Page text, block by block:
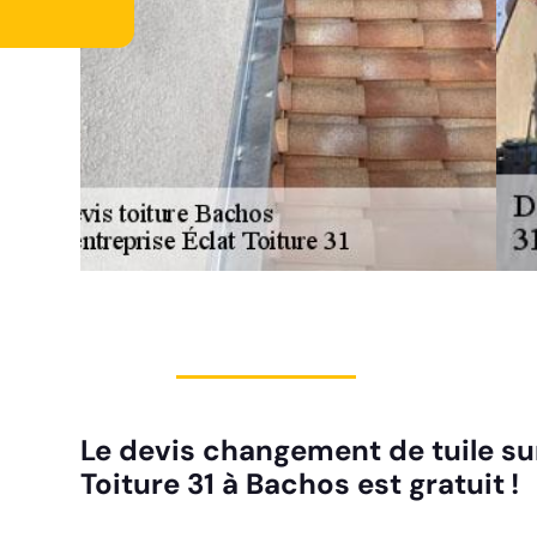
Le devis changement de tuile
Toiture 31 à Bachos est gratuit !